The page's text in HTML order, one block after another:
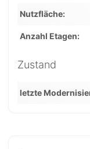
Nutzfläche
Anzahl Etagen
Zustand
letzte